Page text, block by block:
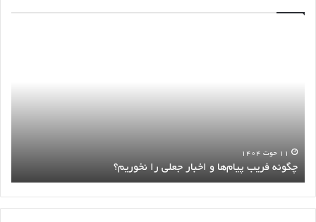
۱۱ حوت ۱۴۰۴
چگونه فریب پیام‌ها و اخبار جعلی را نخوریم؟